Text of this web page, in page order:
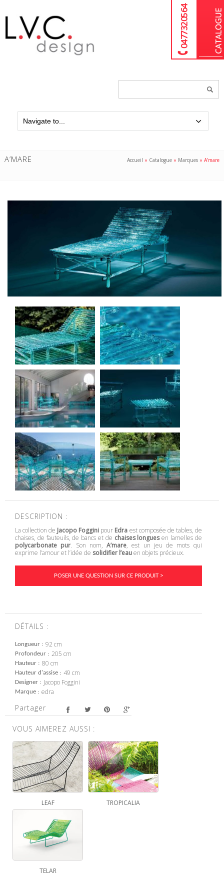
04 77 32 05 64
A’MARE Accueil » Catalogue » Marques »A’mare
DESCRIPTION :
La collection de Jacopo Foggini pour Edra est composée de tables, de
chaises, de fauteuils, de bancs et de chaises longuesen lamelles de
polycarbonate pur. Son nom,A’mare, est un jeu de mots qui
exprime l’amour et l’idée de solidifier l’eauen objets précieux.
POSER UNE QUESTION SUR CE PRODUIT >
DÉTAILS :
Longueur 92 cm
Profondeur 205 cm
Hauteur 80 cm
Hauteur d'assise 49 cm
Designer Jacopo Foggini
Marque edra
Partager
VOUS AIMEREZ AUSSI :
LEAF TROPICALIA
TELAR